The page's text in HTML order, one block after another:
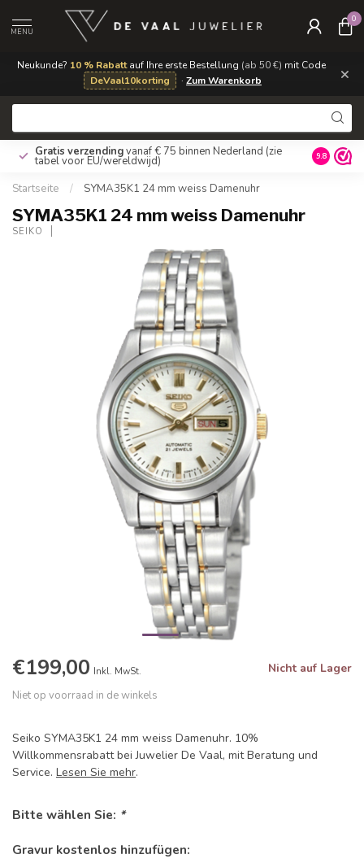
Neukunde? 10 % Rabattauf Ihre erste Bestellung (ab 50 €) mit Code
DeVaal10korting
· Zum Warenkorb ×
MENU
0
Gratis verzendingvanaf € 75 binnen Nederland (zie
tabel voor EU/wereldwijd) 9.8
Startseite / SYMA35K1 24 mm weiss Damenuhr
SYMA35K1 24 mm weiss Damenuhr
SEIKO
€199,00 Inkl. MwSt. Nicht auf Lager
Niet op voorraad in de winkels
Seiko SYMA35K1 24 mm weiss Damenuhr. 10%
Willkommensrabatt bei Juwelier De Vaal, mit Beratung und
Service. Lesen Sie mehr.
Bitte wählen Sie: *
Gravur kostenlos hinzufügen: